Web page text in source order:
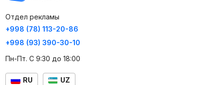
Отдел рекламы
+998 (78) 113-20-86
+998 (93) 390-30-10
Пн-Пт. С 9:30 до 18:00
RU UZ